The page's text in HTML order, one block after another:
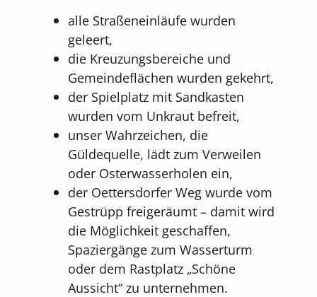
alle Straßeneinläufe wurden
geleert,
die Kreuzungsbereiche und
Gemeindeflächen wurden gekehrt,
der Spielplatz mit Sandkasten
wurden vom Unkraut befreit,
unser Wahrzeichen, die
Güldequelle, lädt zum Verweilen
oder Osterwasserholen ein,
der Oettersdorfer Weg wurde vom
Gestrüpp freigeräumt – damit wird
die Möglichkeit geschaffen,
Spaziergänge zum Wasserturm
oder dem Rastplatz „Schöne
Aussicht“ zu unternehmen.